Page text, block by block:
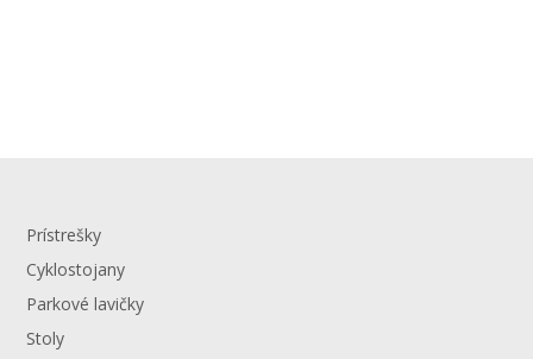
Prístrešky
Cyklostojany
Parkové lavičky
Stoly